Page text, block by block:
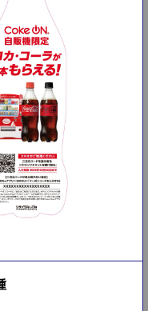
カルピス(R) 免疫ケア /
腸活ケア